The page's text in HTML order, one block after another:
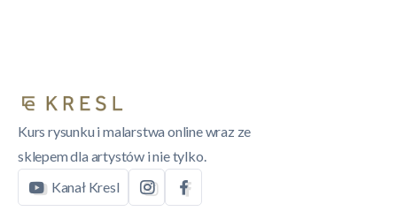
Kurs rysunku i malarstwa online wraz ze
sklepem dla artystów i nie tylko.
Kanał Kresl